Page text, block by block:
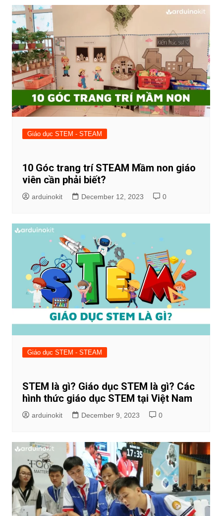
Giáo dục STEM - STEAM
10 Góc trang trí STEAM Mầm non giáo
viên cần phải biết?
arduinokit December 12, 2023 0
Giáo dục STEM - STEAM
STEM là gì? Giáo dục STEM là gì? Các
hình thức giáo dục STEM tại Việt Nam
arduinokit December 9, 2023 0